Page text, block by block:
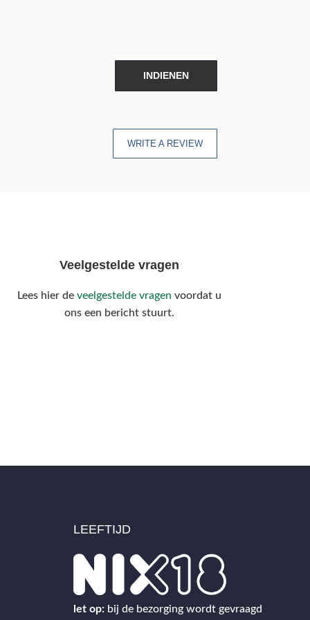
INDIENEN
WRITE A REVIEW
Veelgestelde vragen
Lees hier de veelgestelde vragen voordat u
ons een bericht stuurt.
LEEFTIJD
let op: bij de bezorging wordt gevraagd